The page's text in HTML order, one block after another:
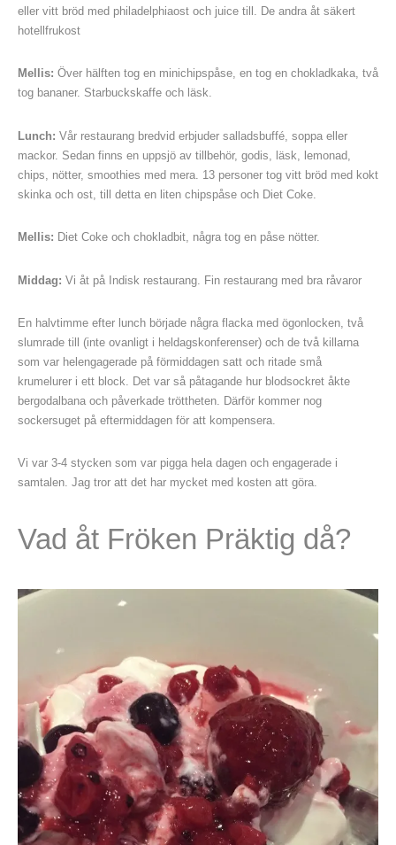
eller vitt bröd med philadelphiaost och juice till. De andra åt säkert
hotellfrukost
Mellis: Över hälften tog en minichipspåse, en tog en chokladkaka, två
tog bananer. Starbuckskaffe och läsk.
Lunch: Vår restaurang bredvid erbjuder salladsbuffé, soppa eller
mackor. Sedan finns en uppsjö av tillbehör, godis, läsk, lemonad,
chips, nötter, smoothies med mera. 13 personer tog vitt bröd med kokt
skinka och ost, till detta en liten chipspåse och Diet Coke.
Mellis: Diet Coke och chokladbit, några tog en påse nötter.
Middag: Vi åt på Indisk restaurang. Fin restaurang med bra råvaror
En halvtimme efter lunch började några flacka med ögonlocken, två
slumrade till (inte ovanligt i heldagskonferenser) och de två killarna
som var helengagerade på förmiddagen satt och ritade små
krumelurer i ett block. Det var så påtagande hur blodsockret åkte
bergodalbana och påverkade tröttheten. Därför kommer nog
sockersuget på eftermiddagen för att kompensera.
Vi var 3-4 stycken som var pigga hela dagen och engagerade i
samtalen. Jag tror att det har mycket med kosten att göra.
Vad åt Fröken Präktig då?